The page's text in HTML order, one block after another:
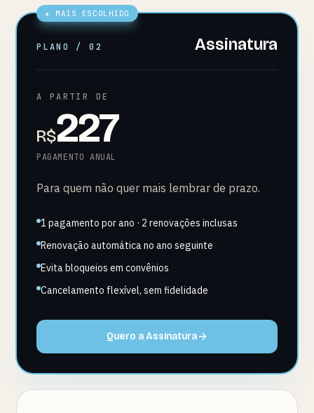
★ MAIS ESCOLHIDO
PLANO / 02 Assinatura
A PARTIR DE
R$227
PAGAMENTO ANUAL
Para quem não quer mais lembrar de prazo.
1 pagamento por ano · 2 renovações inclusas
Renovação automática no ano seguinte
Evita bloqueios em convênios
Cancelamento flexível, sem fidelidade
Quero a Assinatura